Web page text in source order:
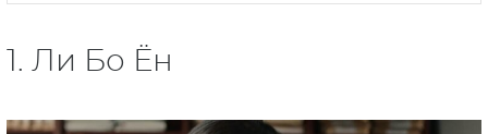
1. Ли Бо Ён